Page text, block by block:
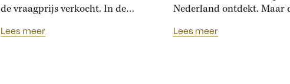
de vraagprijs verkocht. In de
ook last van overbiedingsgekte:
Lees meer
Nederland ontdekt. Maar
binnenkort een nieuwe
Lees meer